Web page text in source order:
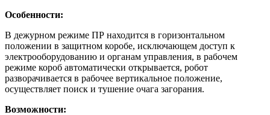
Особенности:
В дежурном режиме ПР находится в горизонтальном
положении в защитном коробе, исключающем доступ к
электрооборудованию и органам управления, в рабочем
режиме короб автоматически открывается, робот
разворачивается в рабочее вертикальное положение,
осуществляет поиск и тушение очага загорания.
Возможности: